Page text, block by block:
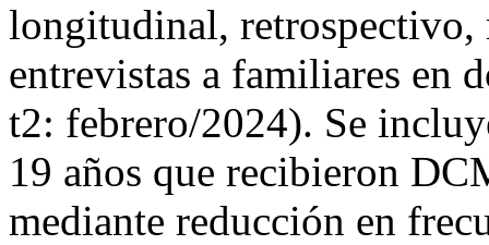
longitudinal, retrospectivo,
entrevistas a familiares en
t2: febrero/2024). Se
19 años que recibieron
mediante reducción en